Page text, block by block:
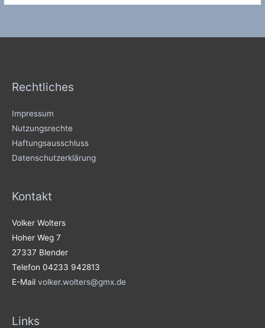
Rechtliches
Impressum
Nutzungsrechte
Haftungsausschluss
Datenschutzerklärung
Kontakt
Volker Wolters
Hoher Weg 7
27337 Blender
Telefon 04233 942813
E-Mail volker.wolters@gmx.de
Links